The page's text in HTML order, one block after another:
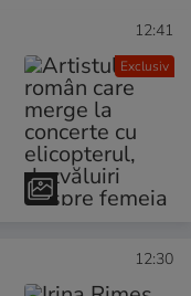
Exclusiv
12:41
12:30